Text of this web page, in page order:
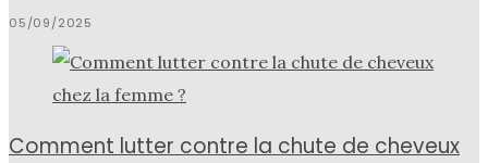
05/09/2025
Comment lutter contre la chute de cheveux